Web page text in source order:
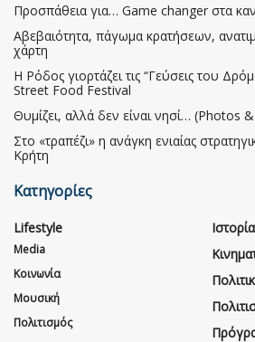
Προσπάθεια για… Game changer στα
Αβεβαιότητα, πάγωμα κρατήσεων,
χάρτη
Η Ρόδος γιορτάζει τις “Γεύσεις του
Street Food Festival
Θυμίζει, αλλά δεν είναι νησί… (Photos
Στο «τραπέζι» η ανάγκη ενιαίας
Κρήτη
Κατηγορίες
Lifestyle
Media
Κοινωνία
Μουσική
Πολιτισμός
Ιστορία